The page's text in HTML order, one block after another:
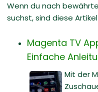
Wenn du nach
suchst, sind diese
Magenta TV
Einfache
Mit der